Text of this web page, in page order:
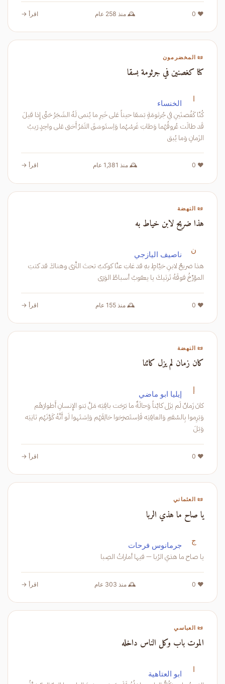
❤️ 0 🕰️ منذ 258 عام اقرأ →
📜 المخضرمون
كنا كغصنين في جرثومة بسقا
ا الخنساء
كُنّا كَغُصنَينِ في جُرثومَةٍ بَسَقا حيناً عَلى خَيرِ ما يُنمى لَهُ الشَجَرُ حَتّى إِذا قيلَ
قَد طالَت عُروقُهُما وَطابَ غَرسُهُما وَاِستَوسَقَ الثَمَرُ أَخنى عَلى واحِدٍ رَيبُ
الزَمانِ وَما يُبق
❤️ 0 🕰️ منذ 1,381 عام اقرأ →
📜 النهضة
هذا ضريح لابن خياط به
ن ناصيف اليازجي
هذا ضريحٌ لابنِ خيَّاطٍ بهِ قد غابَ عنَّا كوكبٌ تحتَ الثَّرَى وهناكَ قد كتبَ
المؤرِّخُ فوقَهُ تَرثيكَ يا يعقوبُ أسباطُ الوَرَى
❤️ 0 🕰️ منذ 155 عام اقرأ →
📜 النهضة
كان زمان لم يزل كائنا
إ إيليا ابو ماضي
كانَ زَمانٌ لَم يَزَل كائِناً وَحالَةٌ ما بَرَحَت باقِيَه مَلَّ بَنو الإِنسانِ أَطوارَهُم
وَبَرِموا بِالسُقمِ وَالعافِيَه فَاِستَصرَخوا خالِقَهُم وَاِشتَهوا لَو أَنَّهُ كَوَّنَهُم ثانِيَه
وَبَلَ
❤️ 0 اقرأ →
📜 العثماني
يا صاح ما هذي الربا
ج جرمانوس فرحات
يا صاح ما هذي الرُبا — فيها أماراتُ الصِبا
❤️ 0 🕰️ منذ 303 عام اقرأ →
📜 العباسي
الموت باب وكل الناس داخله
ا ابو العتاهية